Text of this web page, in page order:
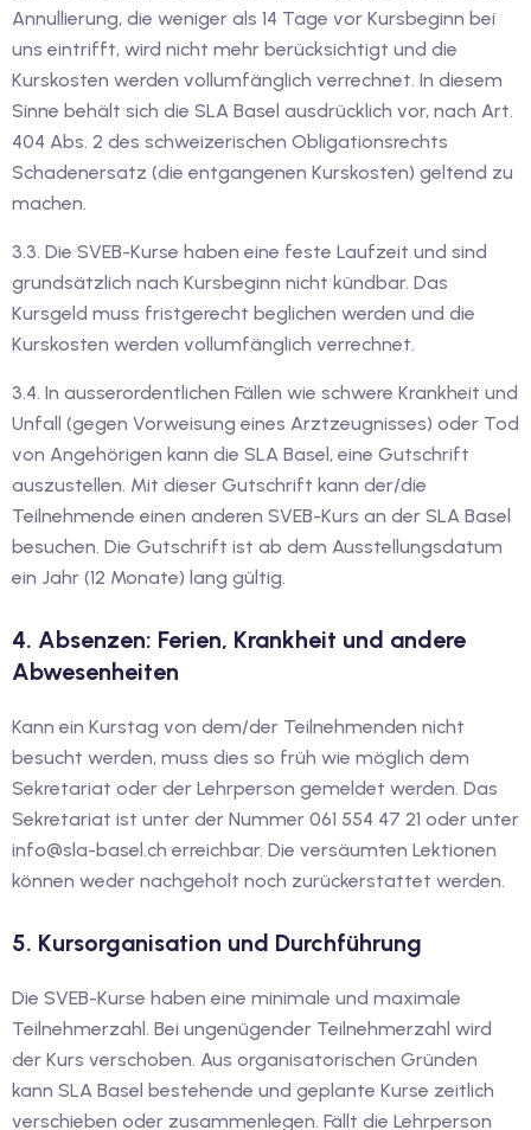
Deutschkurse mit
mit
mit Gutschein
mit Gutschein
mit
B1
Deutschkurse mit
Deutschkurse mit
mit Gutschein
mit Gutschein B1
mit
B2
Deutschkurse mit
mit Gutschein
Annullierung, die weniger als 14 Tage vor Kursbeginn bei
uns eintrifft, wird nicht mehr berücksichtigt und die
Kurskosten werden vollumfänglich verrechnet. In diesem
Sinne behält sich die SLA Basel ausdrücklich vor, nach Art.
404 Abs. 2 des schweizerischen Obligationsrechts
Schadenersatz (die entgangenen Kurskosten) geltend zu
machen.
3.3. Die SVEB-Kurse haben eine feste Laufzeit und sind
grundsätzlich nach Kursbeginn nicht kündbar. Das
Kursgeld muss fristgerecht beglichen werden und die
Kurskosten werden vollumfänglich verrechnet.
3.4. In ausserordentlichen Fällen wie schwere Krankheit und
Unfall (gegen Vorweisung eines Arztzeugnisses) oder Tod
von Angehörigen kann die SLA Basel, eine Gutschrift
auszustellen. Mit dieser Gutschrift kann der/die
Teilnehmende einen anderen SVEB-Kurs an der SLA Basel
besuchen. Die Gutschrift ist ab dem Ausstellungsdatum
ein Jahr (12 Monate) lang gültig.
4. Absenzen: Ferien, Krankheit und andere
Abwesenheiten
Kann ein Kurstag von dem/der Teilnehmenden nicht
besucht werden, muss dies so früh wie möglich dem
Sekretariat oder der Lehrperson gemeldet werden. Das
Sekretariat ist unter der Nummer 061 554 47 21 oder unter
info@sla-basel.ch erreichbar. Die versäumten Lektionen
können weder nachgeholt noch zurückerstattet werden.
5. Kursorganisation und Durchführung
Die SVEB-Kurse haben eine minimale und maximale
Teilnehmerzahl. Bei ungenügender Teilnehmerzahl wird
der Kurs verschoben. Aus organisatorischen Gründen
kann SLA Basel bestehende und geplante Kurse zeitlich
verschieben oder zusammenlegen. Fällt die Lehrperson